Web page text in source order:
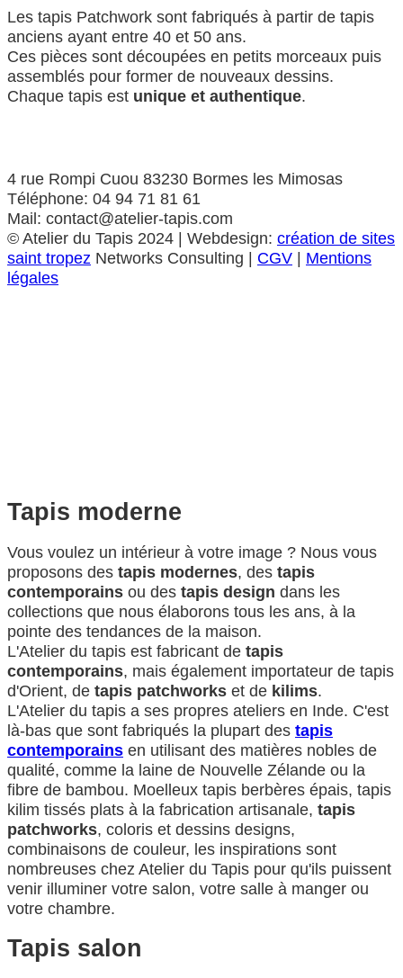
Les tapis Patchwork sont fabriqués à partir de tapis
anciens ayant entre 40 et 50 ans.
Ces pièces sont découpées en petits morceaux puis
assemblés pour former de nouveaux dessins.
Chaque tapis est unique et authentique.
4 rue Rompi Cuou 83230 Bormes les Mimosas
Téléphone: 04 94 71 81 61
Mail: contact@atelier-tapis.com
© Atelier du Tapis 2024 | Webdesign: création de sites
saint tropez Networks Consulting | CGV
Mentions
légales
Tapis moderne
Vous voulez un intérieur à votre image ? Nous vous
proposons des tapis modernes, des tapis
contemporains ou des tapis design dans les
collections que nous élaborons tous les ans, à la
pointe des tendances de la maison.
L'Atelier du tapis est fabricant de tapis
contemporains, mais également importateur de tapis
d'Orient, de tapis patchworks et de kilims.
L'Atelier du tapis a ses propres ateliers en Inde. C'est
là-bas que sont fabriqués la plupart des tapis
contemporains en utilisant des matières nobles de
qualité, comme la laine de Nouvelle Zélande ou la
fibre de bambou. Moelleux tapis berbères épais, tapis
kilim tissés plats à la fabrication artisanale, tapis
patchworks, coloris et dessins designs,
combinaisons de couleur, les inspirations sont
nombreuses chez Atelier du Tapis pour qu'ils puissent
venir illuminer votre salon, votre salle à manger ou
votre chambre.
Tapis salon